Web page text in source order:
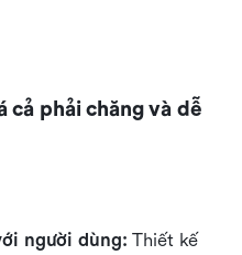
cả phải chăng và dễ
người dùng: Thiết kế